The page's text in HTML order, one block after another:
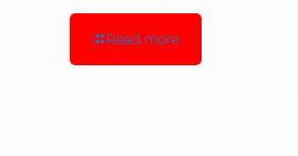
Read more